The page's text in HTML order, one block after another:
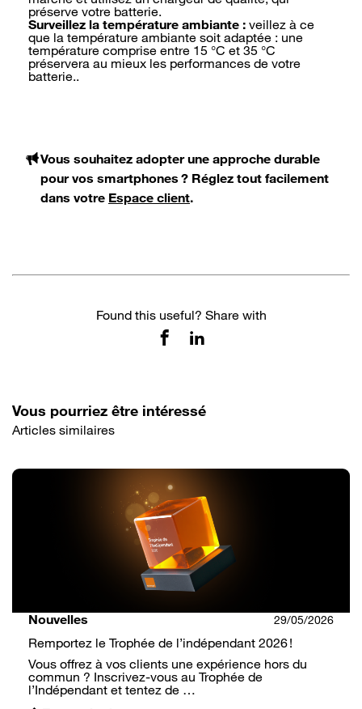
préserve votre batterie.
Surveillez la température ambiante : veillez à ce
que la température ambiante soit adaptée : une
température comprise entre 15 °C et 35 °C
préservera au mieux les performances de votre
batterie..
Vous souhaitez adopter une approche durable
pour vos smartphones ? Réglez tout facilement
dans votre Espace client.
Found this useful? Share with
Vous pourriez être intéressé
Articles similaires
Nouvelles 29/05/2026
Remportez le Trophée de l’indépendant 2026 !
Vous offrez à vos clients une expérience hors du
commun ? Inscrivez-vous au Trophée de
l’Indépendant et tentez de …